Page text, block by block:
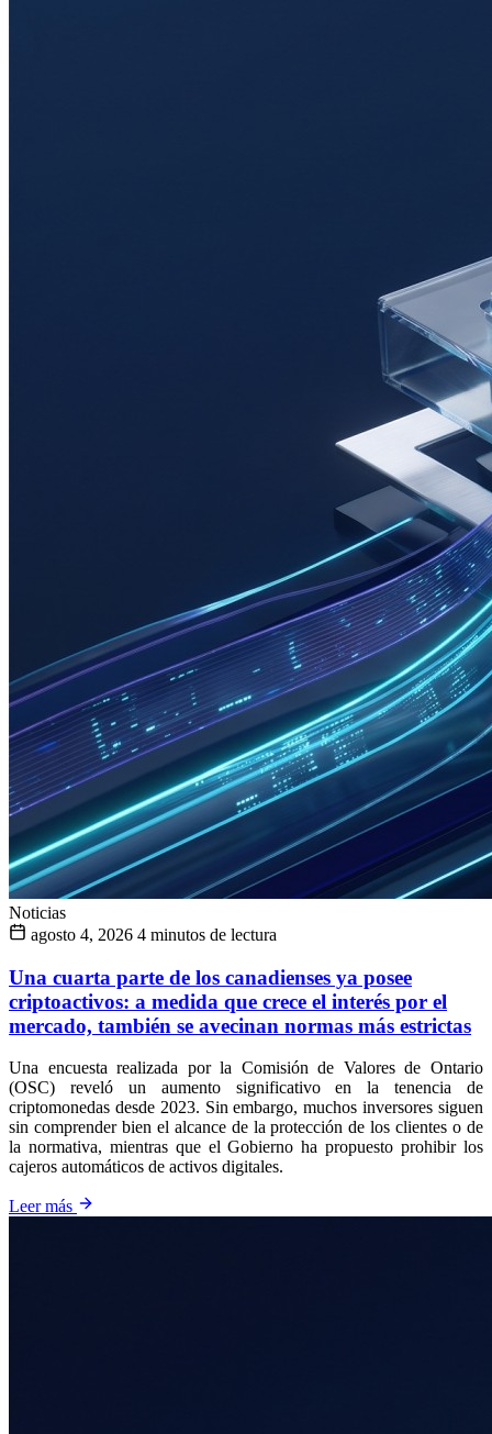
Noticias
agosto 4, 2026 4 minutos de lectura
Una cuarta parte de los canadienses ya posee
criptoactivos: a medida que crece el interés por el
mercado, también se avecinan normas más estrictas
Una encuesta realizada por la Comisión de Valores de Ontario
(OSC) reveló un aumento significativo en la tenencia de
criptomonedas desde 2023. Sin embargo, muchos inversores siguen
sin comprender bien el alcance de la protección de los clientes o de
la normativa, mientras que el Gobierno ha propuesto prohibir los
cajeros automáticos de activos digitales.
Leer más